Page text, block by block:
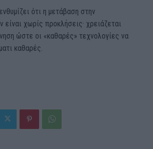
ότι η μετάβαση στην
είναι χωρίς προκλήσεις· χρειάζεται
ώστε οι «καθαρές» τεχνολογίες να
καθαρές.